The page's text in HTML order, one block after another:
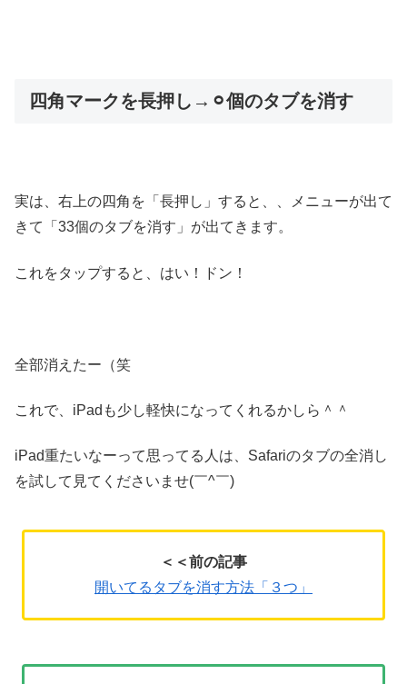
四角マークを長押し→⚪︎個のタブを消す
実は、右上の四角を「長押し」すると、、メニューが出て
きて「33個のタブを消す」が出てきます。
これをタップすると、はい！ドン！
全部消えたー（笑
これで、iPadも少し軽快になってくれるかしら＾＾
iPad重たいなーって思ってる人は、Safariのタブの全消し
を試して見てくださいませ(￣^￣)ゞ
＜＜前の記事
開いてるタブを消す方法「３つ」